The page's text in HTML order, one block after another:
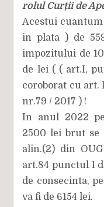
rolul Curții de
Acestui
in plata ) de
impozitului de
de lei ( ( art.I,
coroborat cu art.
nr.79 / 2017 ) !
In anul 2022
2500 lei brut se
alin.(2) din
art.84 punctul 1
de consecinta,
va fi de 6154 lei.